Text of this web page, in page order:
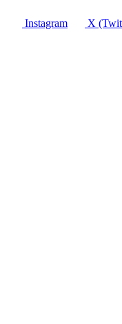
Instagram X